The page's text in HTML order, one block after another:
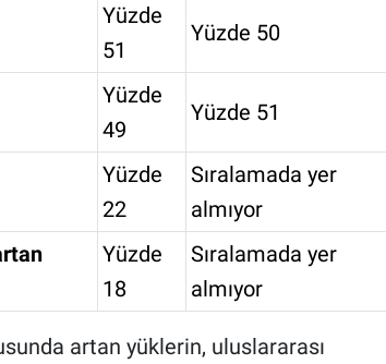
Yüzde
51
Yüzde 50
Yüzde
49
Yüzde 51
Yüzde
22
Sıralamada yer
almıyor
Yüzde
18
Sıralamada yer
almıyor
artan yüklerin, uluslararası